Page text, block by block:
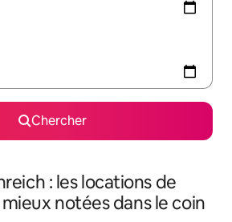
Chercher
: les locations de
notées dans le coin